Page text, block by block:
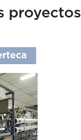
proyectos